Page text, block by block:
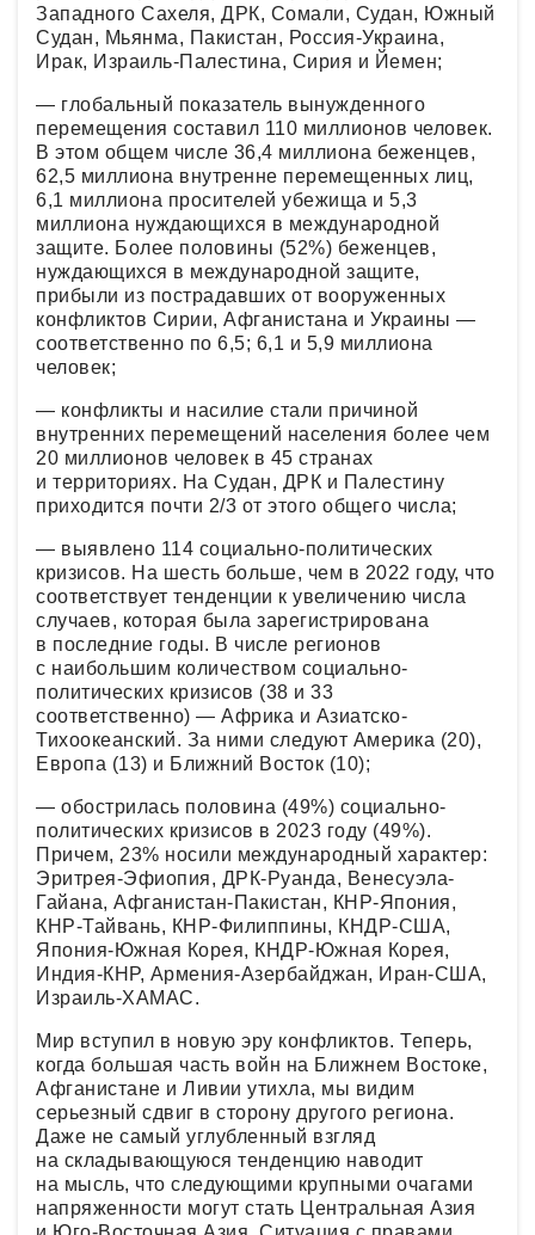
Западного Сахеля, ДРК, Сомали, Судан, Южный
Судан, Мьянма, Пакистан, Россия-Украина,
Ирак, Израиль-Палестина, Сирия и Йемен;
— глобальный показатель вынужденного
перемещения составил 110 миллионов человек.
В этом общем числе 36,4 миллиона беженцев,
62,5 миллиона внутренне перемещенных лиц,
6,1 миллиона просителей убежища и 5,3
миллиона нуждающихся в международной
защите. Более половины (52%) беженцев,
нуждающихся в международной защите,
прибыли из пострадавших от вооруженных
конфликтов Сирии, Афганистана и Украины —
соответственно по 6,5; 6,1 и 5,9 миллиона
человек;
— конфликты и насилие стали причиной
внутренних перемещений населения более чем
20 миллионов человек в 45 странах
и территориях. На Судан, ДРК и Палестину
приходится почти 2/3 от этого общего числа;
— выявлено 114 социально-политических
кризисов. На шесть больше, чем в 2022 году, что
соответствует тенденции к увеличению числа
случаев, которая была зарегистрирована
в последние годы. В числе регионов
с наибольшим количеством социально-
политических кризисов (38 и 33
соответственно) — Африка и Азиатско-
Тихоокеанский. За ними следуют Америка (20),
Европа (13) и Ближний Восток (10);
— обострилась половина (49%) социально-
политических кризисов в 2023 году (49%).
Причем, 23% носили международный характер:
Эритрея-Эфиопия, ДРК-Руанда, Венесуэла-
Гайана, Афганистан-Пакистан, КНР-Япония,
КНР-Тайвань, КНР-Филиппины, КНДР-США,
Япония-Южная Корея, КНДР-Южная Корея,
Индия-КНР, Армения-Азербайджан, Иран-США,
Израиль-ХАМАС.
Мир вступил в новую эру конфликтов. Теперь,
когда большая часть войн на Ближнем Востоке,
Афганистане и Ливии утихла, мы видим
серьезный сдвиг в сторону другого региона.
Даже не самый углубленный взгляд
на складывающуюся тенденцию наводит
на мысль, что следующими крупными очагами
напряженности могут стать Центральная Азия